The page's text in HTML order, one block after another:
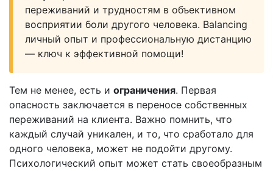
переживаний и трудностям в объективном
восприятии боли другого человека. Balancing
личный опыт и профессиональную дистанцию
— ключ к эффективной помощи!
Тем не менее, есть и ограничения. Первая
опасность заключается в переносе собственных
переживаний на клиента. Важно помнить, что
каждый случай уникален, и то, что сработало для
одного человека, может не подойти другому.
Психологический опыт может стать своеобразным